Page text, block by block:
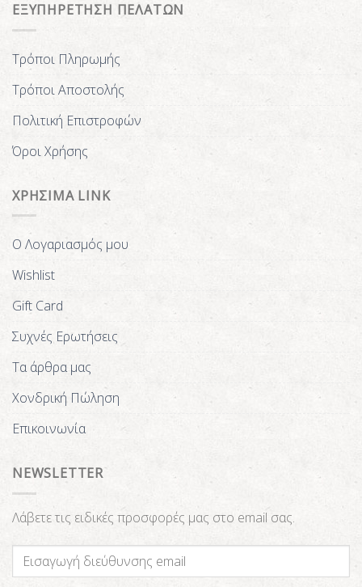
ΕΞΥΠΗΡΕΤΗΣΗ ΠΕΛΑΤΩΝ
Τρόποι Πληρωμής
Τρόποι Αποστολής
Πολιτική Επιστροφών
Όροι Χρήσης
ΧΡΗΣΙΜΑ LINK
Ο Λογαριασμός μου
Wishlist
Gift Card
Συχνές Ερωτήσεις
Τα άρθρα μας
Χονδρική Πώληση
Επικοινωνία
NEWSLETTER
Λάβετε τις ειδικές προσφορές μας στο email σας.